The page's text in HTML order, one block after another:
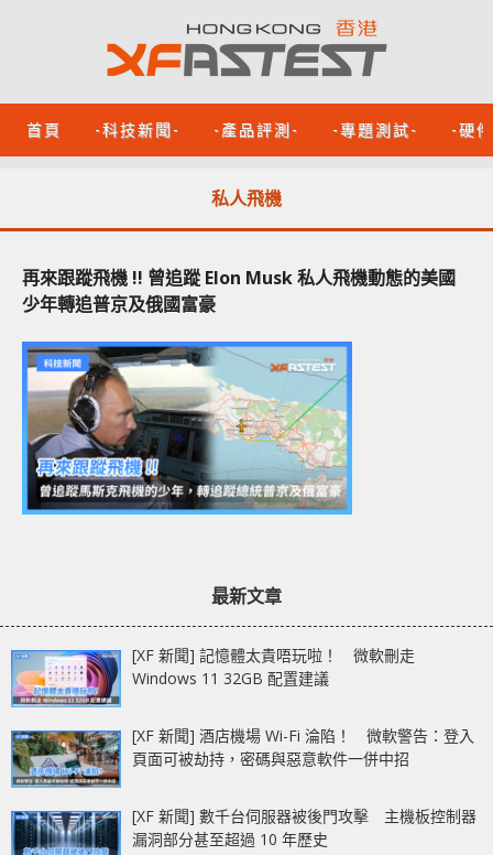
首頁 -科技新聞- -產品評測- -專題測試- -硬
私人飛機
再來跟蹤飛機 !! 曾追蹤 Elon Musk 私人飛機動態的美國
少年轉追普京及俄國富豪
最新文章
[XF 新聞] 記憶體太貴唔玩啦！ 微軟刪走
Windows 11 32GB 配置建議
[XF 新聞] 酒店機場 Wi-Fi 淪陷！ 微軟警告：登入
頁面可被劫持，密碼與惡意軟件一併中招
[XF 新聞] 數千台伺服器被後門攻擊 主機板控制器
漏洞部分甚至超過 10 年歷史